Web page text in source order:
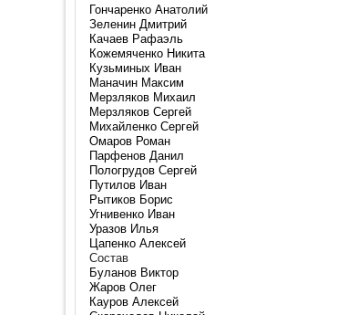
Гончаренко Анатолий
Зеленин Дмитрий
Качаев Рафаэль
Кожемяченко Никита
Кузьминых Иван
Маначин Максим
Мерзляков Михаил
Мерзляков Сергей
Михайленко Сергей
Омаров Роман
Парфенов Данил
Пологрудов Сергей
Путилов Иван
Рытиков Борис
Угнивенко Иван
Уразов Илья
Цапенко Алексей
Состав
Буланов Виктор
Жаров Олег
Кауров Алексей